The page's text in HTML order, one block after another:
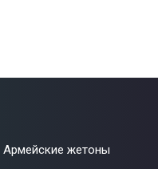
Армейские жетоны